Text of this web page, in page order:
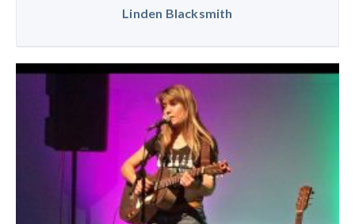
Linden Blacksmith